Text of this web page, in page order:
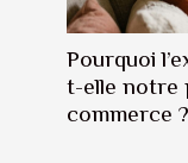
Pourquoi
t-elle notre
commerce ?